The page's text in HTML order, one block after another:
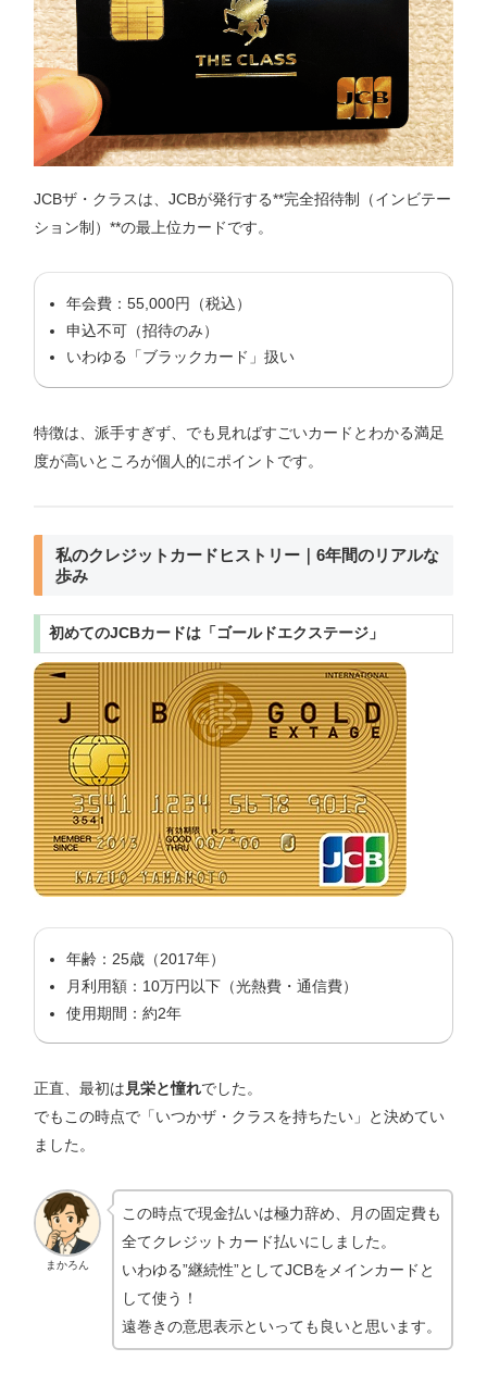
JCBザ・クラスは、JCBが発行する**完全招待制（インビテー
ション制）**の最上位カードです。
年会費：55,000円（税込）
申込不可（招待のみ）
いわゆる「ブラックカード」扱い
特徴は、派手すぎず、でも見ればすごいカードとわかる満足
度が高いところが個人的にポイントです。
私のクレジットカードヒストリー｜6年間のリアルな
歩み
初めてのJCBカードは「ゴールドエクステージ」
年齢：25歳（2017年）
月利用額：10万円以下（光熱費・通信費）
使用期間：約2年
正直、最初は見栄と憧れでした。
でもこの時点で「いつかザ・クラスを持ちたい」と決めてい
ました。
まかろん
この時点で現金払いは極力辞め、月の固定費も
全てクレジットカード払いにしました。
いわゆる”継続性”としてJCBをメインカードと
して使う！
遠巻きの意思表示といっても良いと思います。